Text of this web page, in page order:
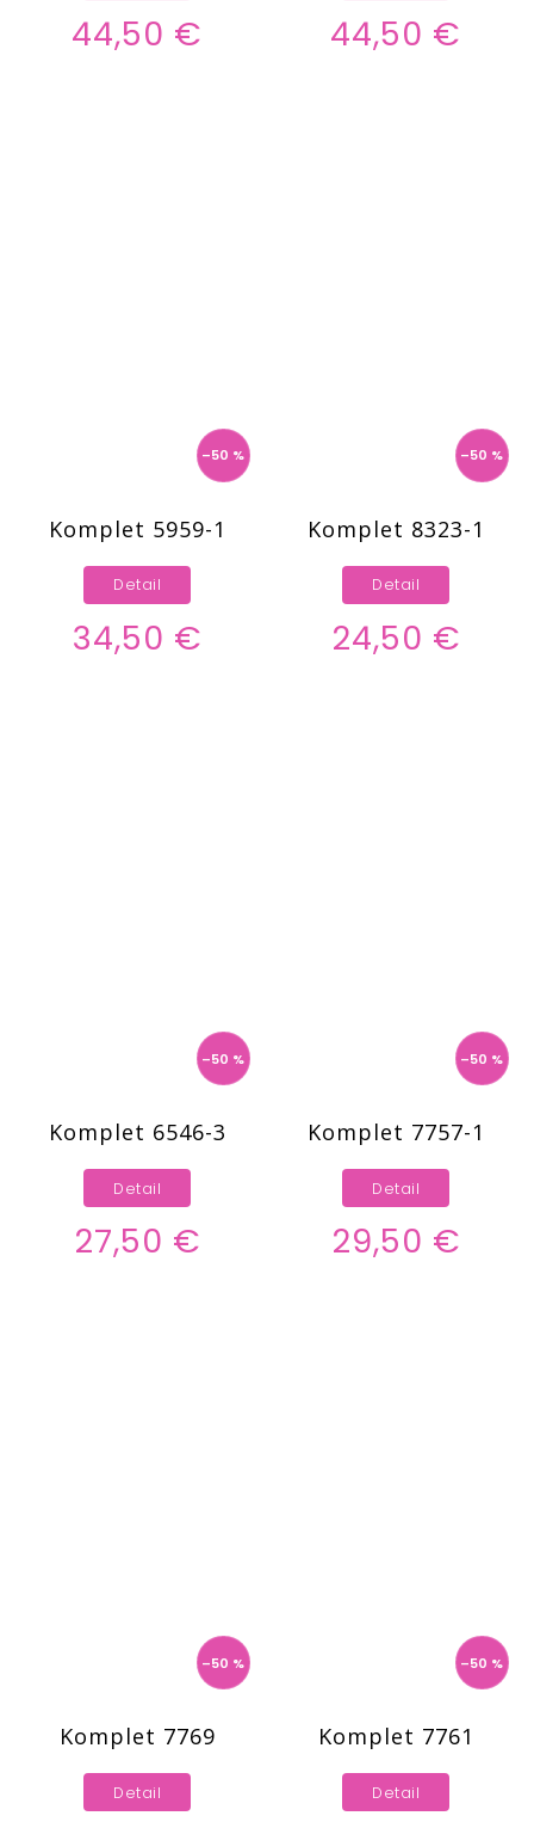
44,50 € 44,50 €
–50 %
Komplet 5959-1
34,50 €
Detail
–50 %
Komplet 8323-1
24,50 €
Detail
–50 %
Komplet 6546-3
27,50 €
Detail
–50 %
Komplet 7757-1
29,50 €
Detail
–50 %
Komplet 7769
Detail
–50 %
Komplet 7761
Detail